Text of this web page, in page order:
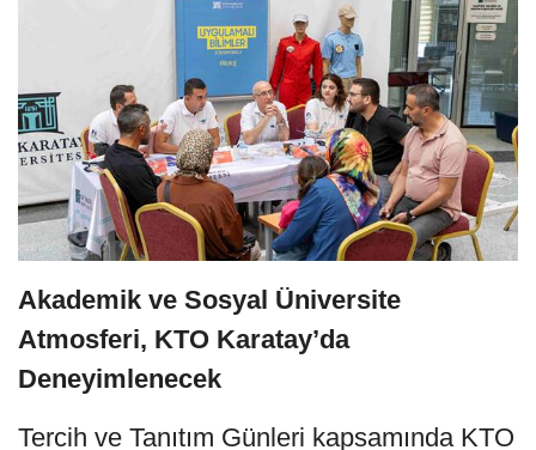
Akademik ve Sosyal Üniversite
Atmosferi, KTO Karatay’da
Deneyimlenecek
Tercih ve Tanıtım Günleri kapsamında KTO